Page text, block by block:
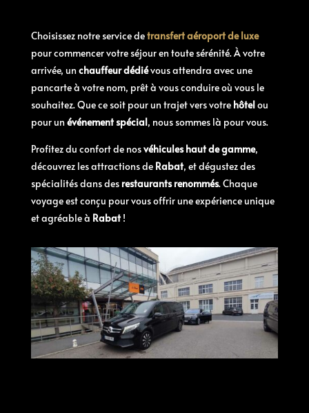
Choisissez notre service detransfert aéroport de luxe
pour commencer votre séjour en toute sérénité. À votre
arrivée, unchauffeur dédiévous attendra avec une
pancarte à votre nom, prêt à vous conduire où vous le
souhaitez. Que ce soit pour un trajet vers votre hôtelou
pour unévénement spécial, nous sommes là pour vous.
Profitez du confort de nosvéhicules haut de gamme,
découvrez les attractions de Rabat, et dégustez des
spécialités dans des restaurants renommés. Chaque
voyage est conçu pour vous offrir une expérience unique
et agréable à Rabat!